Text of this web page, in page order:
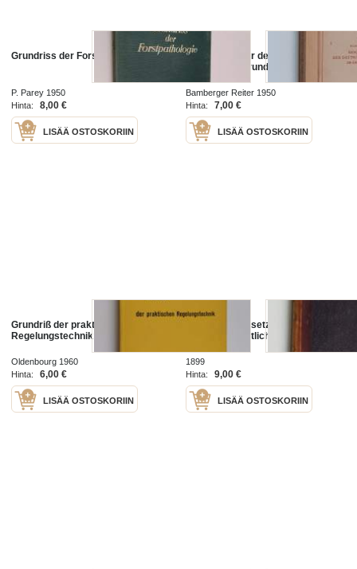
Grundriss der Forstpathologie
P. Parey 1950
Hinta:
8,00 €
LISÄÄ OSTOSKORIIN
Geschichte der deutschen
Literatur im Grundriss
Bamberger Reiter 1950
Hinta:
7,00 €
LISÄÄ OSTOSKORIIN
Grundriß der praktischen
Regelungstechnik
Oldenbourg 1960
Hinta:
6,00 €
LISÄÄ OSTOSKORIIN
Poetik - die Gesetze der Poesie in
ihrer geschichtlichen Entwicklung :
1899
Hinta:
9,00 €
LISÄÄ OSTOSKORIIN